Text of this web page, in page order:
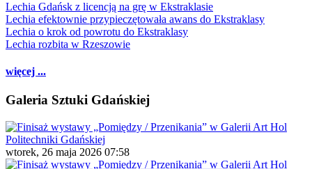
Lechia Gdańsk z licencją na grę w Ekstraklasie
Lechia efektownie przypieczętowała awans do Ekstraklasy
Lechia o krok od powrotu do Ekstraklasy
Lechia rozbita w Rzeszowie
więcej ...
Galeria Sztuki Gdańskiej
wtorek, 26 maja 2026 07:58